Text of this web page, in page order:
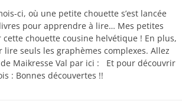
ci, où une petite chouette s’est lancée
pour apprendre à lire… Mes petites
chouette cousine helvétique ! En plus,
seuls les graphèmes complexes. Allez
Maikresse Val par ici : Et pour découvrir
: Bonnes découvertes !!